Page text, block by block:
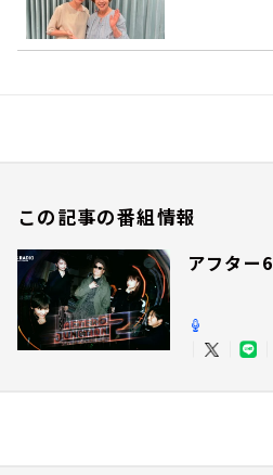
この記事の番組情報
アフター